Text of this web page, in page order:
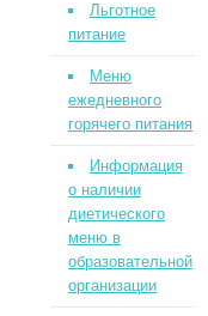
Льготное
питание
Меню
ежедневного
горячего питания
Информация
о наличии
диетического
меню в
образовательной
организации